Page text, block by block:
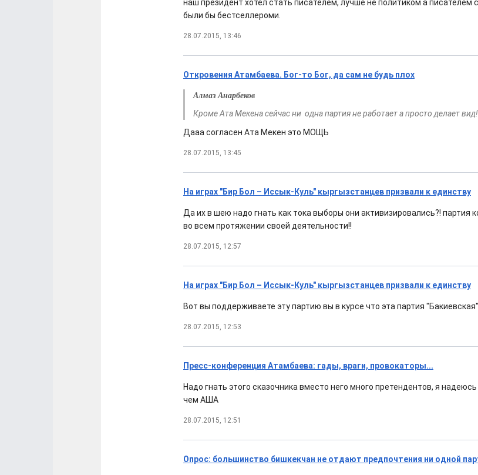
наш президент хотел стать писателем, лучше не политиком а писателем
были бы бестселлероми.
28.07.2015, 13:46
Откровения Атамбаева. Бог-то Бог, да сам не будь плох
Алмаз Анарбеков
Кроме Ата Мекена сейчас ни одна партия не работает а просто делает вид!
Дааа согласен Ата Мекен это МОЩЬ
28.07.2015, 13:45
На играх "Бир Бол – Иссык-Куль" кыргызстанцев призвали к единству
Да их в шею надо гнать как тока выборы они активизировались?! партия
во всем протяжении своей деятельности!!
28.07.2015, 12:57
На играх "Бир Бол – Иссык-Куль" кыргызстанцев призвали к единству
Вот вы поддерживаете эту партию вы в курсе что эта партия
28.07.2015, 12:53
Пресс-конференция Атамбаева: гады, враги, провокаторы...
Надо гнать этого сказочника вместо него много претендентов, я
чем АША
28.07.2015, 12:51
Опрос: большинство бишкекчан не отдают предпочтения ни одной